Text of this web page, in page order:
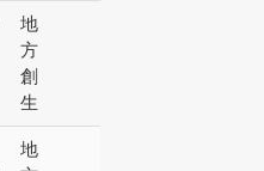
地
方
創
生
地